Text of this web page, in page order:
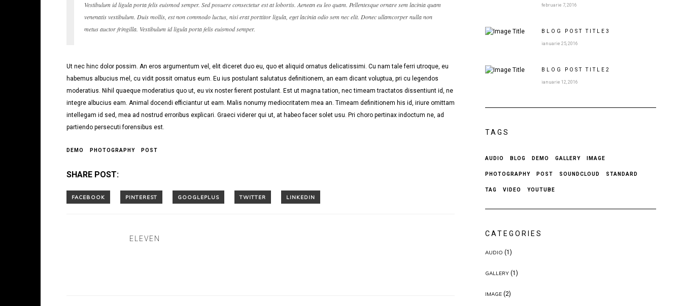
Vestibulum id ligula porta felis euismod semper. Sed posuere consectetur est at lobortis. Aenean eu leo quam. Pellentesque ornare sem lacinia quam
venenatis vestibulum. Duis mollis, est non commodo luctus, nisi erat porttitor ligula, eget lacinia odio sem nec elit. Donec ullamcorper nulla non
metus auctor fringilla. Vestibulum id ligula porta felis euismod semper.
Ut nec hinc dolor possim. An eros argumentum vel, elit diceret duo eu, quo et aliquid ornatus delicatissimi. Cu nam tale ferri utroque, eu
habemus albucius mel, cu vidit possit ornatus eum. Eu ius postulant salutatus definitionem, an eam dicant voluptua, pri cu legendos
moderatius. Nihil quaeque moderatius quo ut, eu vix noster fierent postulant. Est ut magna tation, nec timeam tractatos dissentiunt id, ne
integre albucius eam. Animal docendi efficiantur ut eam. Malis nonumy mediocritatem mea an. Timeam definitionem his id, iriure omittam
intellegam id sed, mea ad nostrud erroribus explicari. Graeci viderer qui ut, at habeo facer solet usu. Pri choro pertinax indoctum ne, ad
partiendo persecuti forensibus est.
DEMO PHOTOGRAPHY POST
SHARE POST:
ELEVEN
februarie 7, 2016
BLOG POSTTITLE3
ianuarie 25, 2016
BLOG POSTTITLE2
ianuarie 12, 2016
TAGS
AUDIO BLOG DEMO GALLERY IMAGE
PHOTOGRAPHY POST SOUNDCLOUD STANDARD
TAG VIDEO YOUTUBE
CATEGORIES
AUDIO (1)
GALLERY(1)
IMAGE(2)